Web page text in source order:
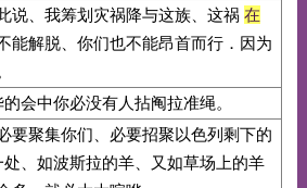
说、我筹划灾祸降与这族、这祸 在
能解脱、你们也不能昂首而行．因为
会中你必没有人拈阄拉准绳。
要聚集你们、必要招聚以色列剩下的
处、如波斯拉的羊、又如草场上的羊